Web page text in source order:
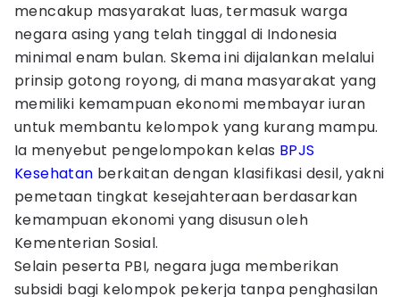
mencakup masyarakat luas, termasuk warga
negara asing yang telah tinggal di Indonesia
minimal enam bulan. Skema ini dijalankan melalui
prinsip gotong royong, di mana masyarakat yang
memiliki kemampuan ekonomi membayar iuran
untuk membantu kelompok yang kurang mampu.
Ia menyebut pengelompokan kelas BPJS
Kesehatan berkaitan dengan klasifikasi desil, yakni
pemetaan tingkat kesejahteraan berdasarkan
kemampuan ekonomi yang disusun oleh
Kementerian Sosial.
Selain peserta PBI, negara juga memberikan
subsidi bagi kelompok pekerja tanpa penghasilan